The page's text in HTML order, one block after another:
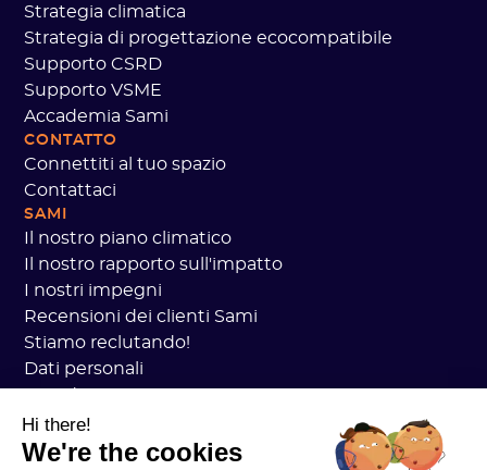
Strategia climatica
Strategia di progettazione ecocompatibile
Supporto CSRD
Supporto VSME
Accademia Sami
CONTATTO
Connettiti al tuo spazio
Contattaci
SAMI
Il nostro piano climatico
Il nostro rapporto sull'impatto
I nostri impegni
Recensioni dei clienti Sami
Stiamo reclutando!
Dati personali
sicurezza
Stato dei servizi
Hi there!
We're the cookies